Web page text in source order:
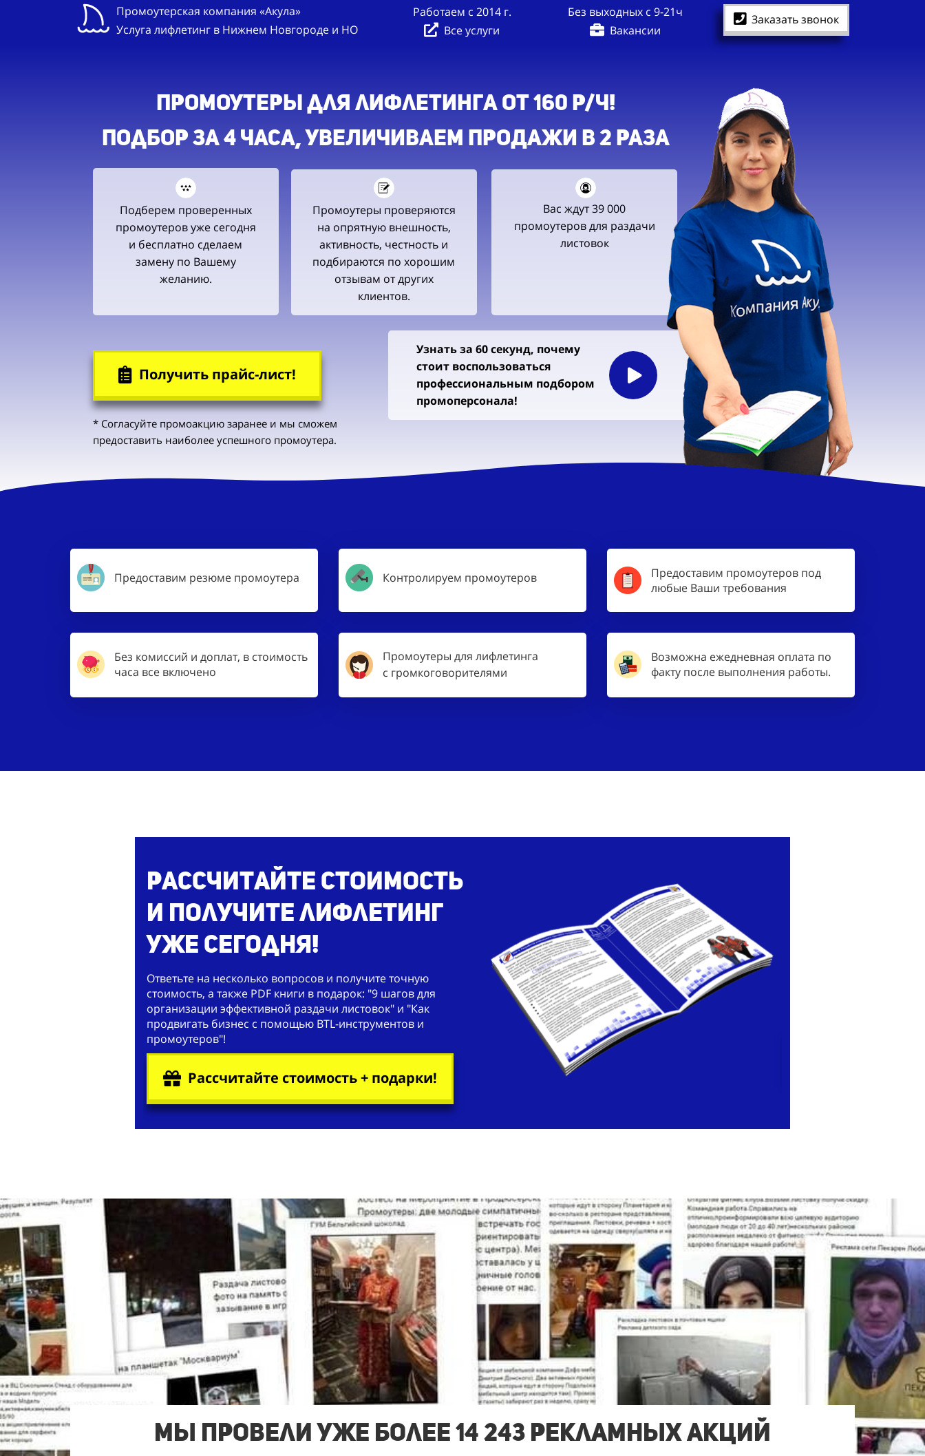
Промоутерская компания «Акула»
Услуга лифлетинг в Нижнем Новгороде и НО
Работаем с 2014 г.
Все услуги
Без выходных с 9-21ч
Вакансии
Заказать звонок
Подберем проверенных
промоутеров уже сегодня
и бесплатно сделаем
замену по Вашему
желанию.
Вас ждут 39 000
промоутеров для раздачи
листовок
Промоутеры проверяются
на опрятную внешность,
активность, честность и
подбираются по хорошим
отзывам от других
клиентов.
Получить прайс-лист!
Узнать за 60 секунд, почему
стоит воспользоваться
профессиональным подбором
промоперсонала!
ПРОМОУТЕРы для лифлетинга ОТ 160 Р/Ч!
Подбор ЗА 4 ЧАСА, УВЕЛИЧиваем ПРОДАЖИ в 2 РАЗа
* Согласуйте промоакцию заранее и мы сможем
предоставить наиболее успешного промоутера.
Предоставим резюме промоутера Контролируем промоутеров
Предоставим промоутеров под
любые Ваши требования
Без комиссий и доплат, в стоимость
часа все включено
Промоутеры для лифлетинга
с громкоговорителями
Возможна ежедневная оплата по
факту после выполнения работы.
Рассчитайте стоимость
и получите лифлетинг
уже сегодня!
Ответьте на несколько вопросов и получите точную
стоимость, а также PDF книги в подарок: "9 шагов для
организации эффективной раздачи листовок" и "Как
продвигать бизнес с помощью BTL-инструментов и
промоутеров"!
Рассчитайте стоимость + подарки!
Мы Провели уже более 14 243 рекламных акций